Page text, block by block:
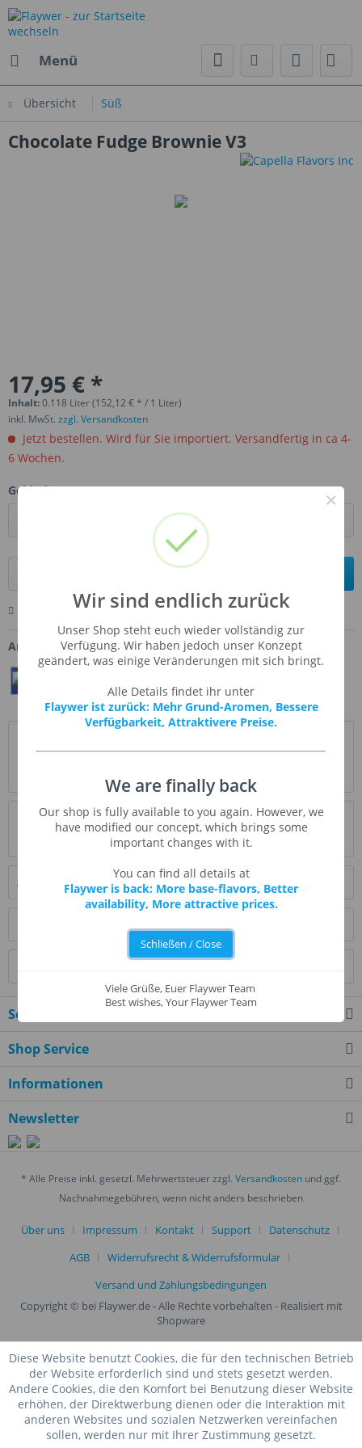
Menü
Übersicht Süß
Chocolate Fudge Brownie V3
17,95 € *
Inhalt:0.118 Liter (152,12 € * / 1 Liter)
inkl. MwSt. zzgl. Versandkosten
Jetzt bestellen. Wird für Sie importiert. Versandfertig in ca 4-
6 Wochen.
Gebinde:
In den
Bewerten Fragen zum Artikel
Artikel-Nr.: CAF-CHOFUBRV3
Original unglaublich nahe: herrlich...
mehr
Bewertungen
0
Bewertungen lesen, schreiben und diskutieren...
Ähnliche Artikel
Service Hotline
Shop Service
Informationen
Newsletter
* Alle Preise inkl. gesetzl. Mehrwertsteuer zzgl. Versandkosten und ggf.
Nachnahmegebühren, wenn nicht anders beschrieben
Über uns Impressum Kontakt Support
Datenschutz
AGB
Widerrufsrecht & Widerrufsformular
Versand und Zahlungsbedingungen
Copyright © bei Flaywer.de - Alle Rechte vorbehalten - Realisiert mit
Shopware
Diese Website benutzt Cookies, die für den technischen Betrieb
der Website erforderlich sind und stets gesetzt werden.
Andere Cookies, die den Komfort bei Benutzung dieser Website
erhöhen, der Direktwerbung dienen oder die Interaktion mit
anderen Websites und sozialen Netzwerken vereinfachen
sollen, werden nur mit Ihrer Zustimmung gesetzt.
×
Wir sind endlich zurück
Unser Shop steht euch wieder vollständig zur
Verfügung. Wir haben jedoch unser Konzept
geändert, was einige Veränderungen mit sich bringt.
Alle Details findet ihr unter
Flaywer ist zurück: Mehr Grund-Aromen, Bessere
Verfügbarkeit, Attraktivere Preise.
We are finally back
Our shop is fully available to you again. However, we
have modified our concept, which brings some
important changes with it.
You can find all details at
Flaywer is back: More base-flavors, Better
availability, More attractive prices.
Schließen / Close
Viele Grüße, Euer Flaywer Team
Best wishes, Your Flaywer Team